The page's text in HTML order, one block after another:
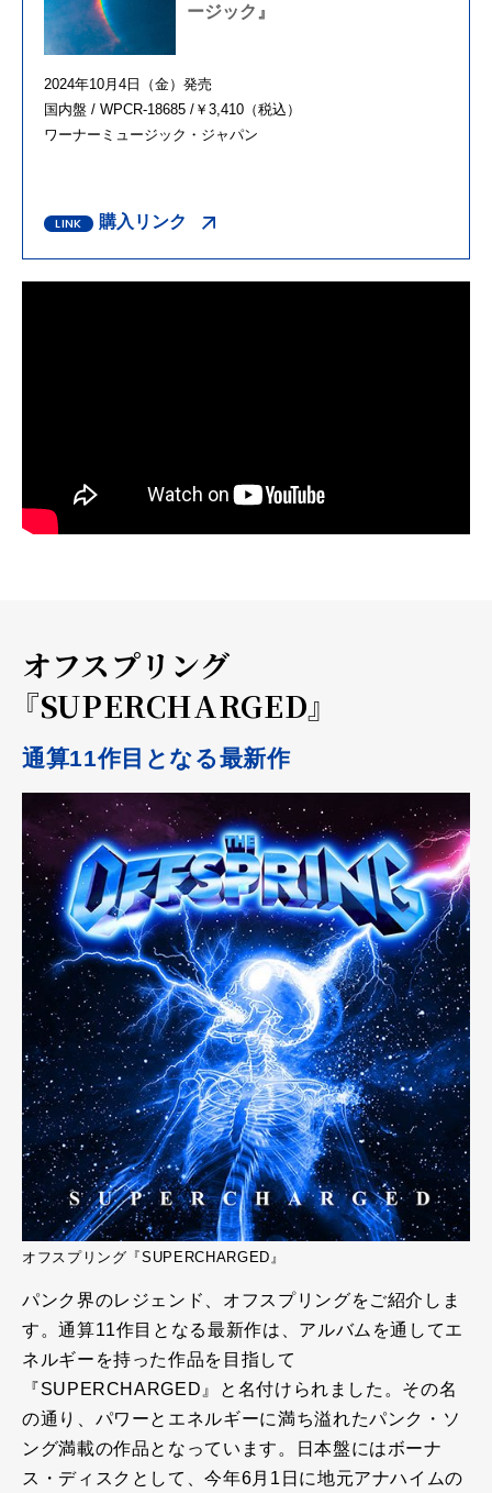
ージック』
2024年10月4日（金）発売
国内盤 / WPCR-18685 /￥3,410（税込）
ワーナーミュージック・ジャパン
購入リンク
オフスプリング
『SUPERCHARGED』
通算11作目となる最新作
オフスプリング『SUPERCHARGED』
パンク界のレジェンド、オフスプリングをご紹介しま
す。通算11作目となる最新作は、アルバムを通してエ
ネルギーを持った作品を目指して
『SUPERCHARGED』と名付けられました。その名
の通り、パワーとエネルギーに満ち溢れたパンク・ソ
ング満載の作品となっています。日本盤にはボーナ
ス・ディスクとして、今年6月1日に地元アナハイムの